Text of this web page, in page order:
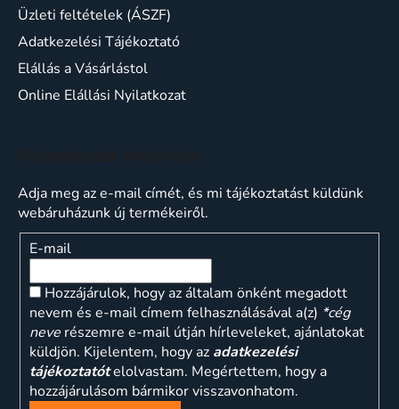
Üzleti feltételek (ÁSZF)
Adatkezelési Tájékoztató
Elállás a Vásárlástol
Online Elállási Nyilatkozat
Adja meg az e-mail címét, és mi tájékoztatást küldünk
webáruházunk új termékeiről.
E-mail
Hozzájárulok, hogy az általam önként megadott
nevem és e-mail címem felhasználásával a(z) *cég
neve részemre e-mail útján hírleveleket, ajánlatokat
küldjön. Kijelentem, hogy az adatkezelési
tájékoztatótelolvastam. Megértettem, hogy a
hozzájárulásom bármikor visszavonhatom.